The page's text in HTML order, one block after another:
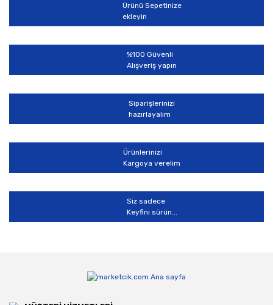
Ürün bilgilerinde hatalar bulunuyor.
Ürün fiyatı diğer sitelerden daha pahalı.
Bu ürüne benzer farklı alternatifler olmalı.
Gönder
Ürünü Sepetinize
ekleyin
%100 Güvenli
Alışveriş yapın
Siparişlerinizi
hazırlayalım
Ürünlerinizi
Kargoya verelim
Siz sadece
Keyfini sürün...